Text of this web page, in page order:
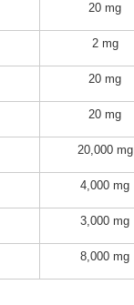
20 mg
2 mg
20 mg
20 mg
20,000 mg
4,000 mg
3,000 mg
8,000 mg